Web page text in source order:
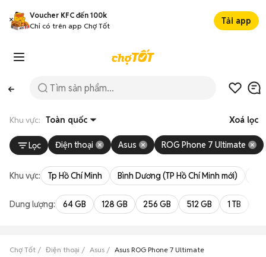
Voucher KFC đến 100k
Chỉ có trên app Chợ Tốt
Tải app
Khu vực: Toàn quốc Xoá lọc
Lọc Điện thoại Asus ROG Phone 7 Ultimate
Khu vực: Tp Hồ Chí Minh Bình Dương (TP Hồ Chí Minh mới)
Dung lượng: 64 GB 128 GB 256 GB 512 GB 1 TB
Chợ Tốt Điện thoại Asus Asus ROG Phone 7 Ultimate